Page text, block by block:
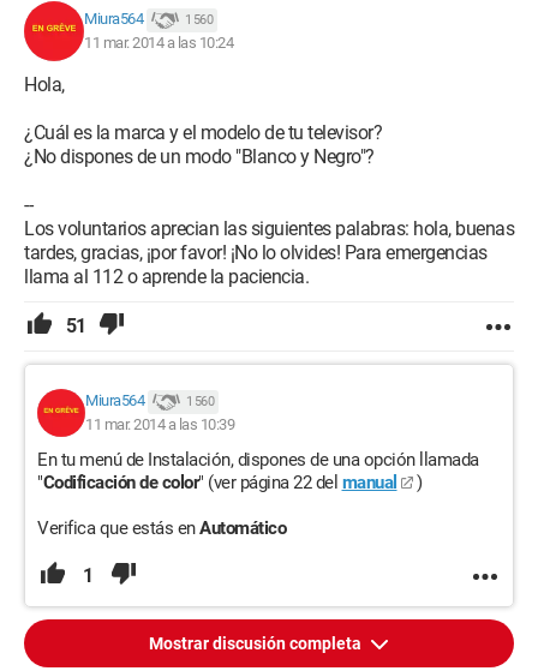
Miura564 1 560
11 mar. 2014 a las 10:24
Hola,
¿Cuál es la marca y el modelo de tu televisor?
¿No dispones de un modo "Blanco y Negro"?
--
Los voluntarios aprecian las siguientes palabras: hola, buenas
tardes, gracias, ¡por favor! ¡No lo olvides! Para emergencias
llama al 112 o aprende la paciencia.
51
Miura564 1 560
11 mar. 2014 a las 10:39
En tu menú de Instalación, dispones de una opción llamada
"Codificación de color" (ver página 22 del manual )
Verifica que estás enAutomático
1
Mostrar discusión completa